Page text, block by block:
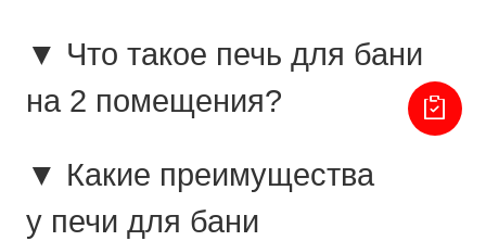
▼ Что такое печь для бани
на 2 помещения?
▼ Какие преимущества
у печи для бани